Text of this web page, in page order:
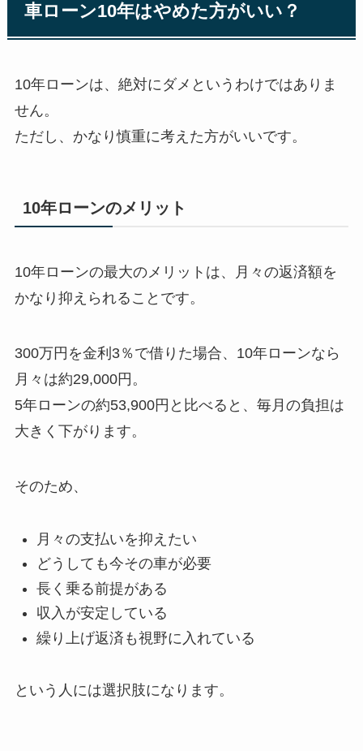
車ローン10年はやめた方がいい？
10年ローンは、絶対にダメというわけではありま
せん。
ただし、かなり慎重に考えた方がいいです。
10年ローンのメリット
10年ローンの最大のメリットは、月々の返済額を
かなり抑えられることです。
300万円を金利3％で借りた場合、10年ローンなら
月々は約29,000円。
5年ローンの約53,900円と比べると、毎月の負担は
大きく下がります。
そのため、
月々の支払いを抑えたい
どうしても今その車が必要
長く乗る前提がある
収入が安定している
繰り上げ返済も視野に入れている
という人には選択肢になります。